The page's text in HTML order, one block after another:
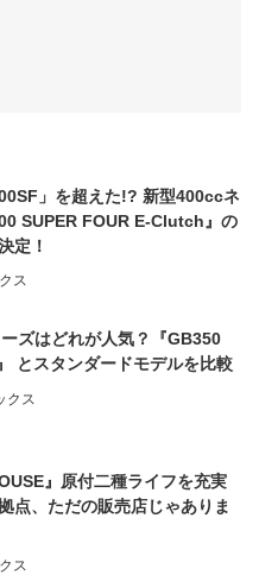
」を超えた!? 新型400ccネ
SUPER FOUR E-Clutch』の
定！
ス
ーズはどれが人気？『GB350
とスタンダードモデルを比較
クス
』原付二種ライフを充実
点、ただの販売店じゃありま
ス